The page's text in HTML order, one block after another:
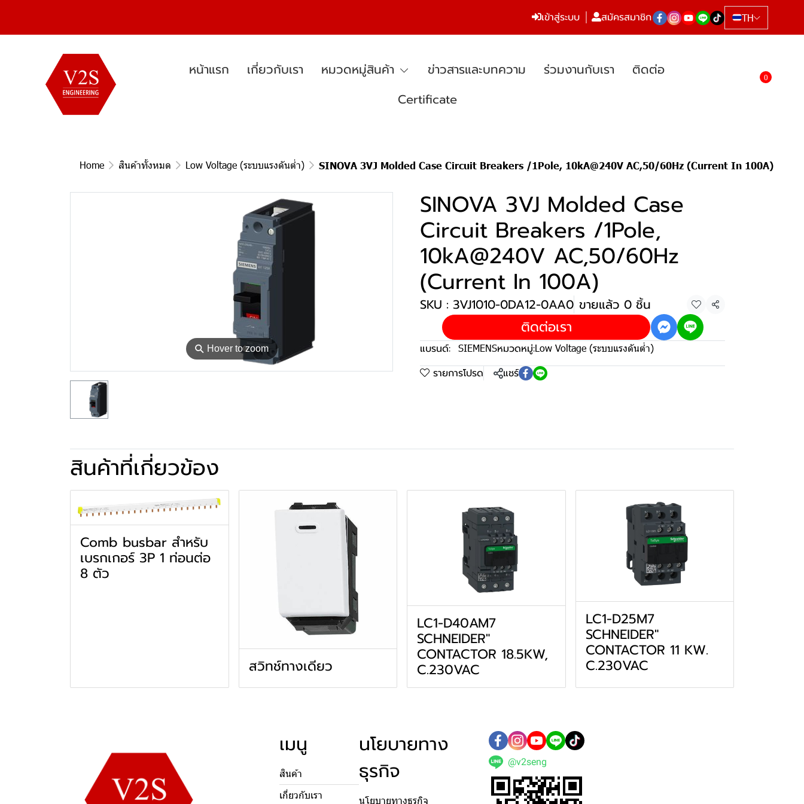
เข้าสู่ระบบ สมัครสมาชิก TH
หน้าแรก เกี่ยวกับเรา หมวดหมู่สินค้า ข่าวสารและบทความ ร่วมงานกับเรา
ติดต่อ
Certificate
0
Home สินค้าทั้งหมด Low Voltage (ระบบแรงดันต่ำ) SINOVA 3VJ Molded Case Circuit Breakers /1Pole, 10kA@240V AC,50/60Hz (Current In 100A)
⚲ Hover to zoom
SINOVA 3VJ Molded Case
Circuit Breakers /1Pole,
10kA@240V AC,50/60Hz
(Current In 100A)
SKU : 3VJ1010-0DA12-0AA0 ขายแล้ว 0 ชิ้น
แชร์
ติดต่อเรา
แบรนด์: SIEMENSหมวดหมู่:Low Voltage (ระบบแรงดันต่ำ)
รายการโปรด แชร์
สินค้าที่เกี่ยวข้อง
Comb busbar สำหรับ
เบรกเกอร์ 3P 1 ท่อนต่อ
8 ตัว
สวิทช์ทางเดียว
LC1-D40AM7
SCHNEIDER"
CONTACTOR 18.5KW,
C.230VAC
LC1-D25M7
SCHNEIDER"
CONTACTOR 11 KW.
C.230VAC
เมนู
สินค้า
เกี่ยวกับเรา
นโยบายทาง
ธุรกิจ
นโยบายทางธุรกิจ
@v2seng